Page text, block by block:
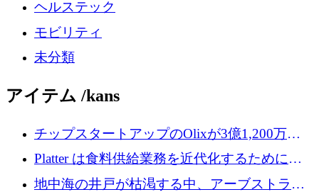
ヘルステック
モビリティ
未分類
アイテム /kans
チップスタートアップのOlixが3億1,200万ド
ルを調達、Mobilizeが投資部門を立ち上げ、7
月の資金調達を詳しく調査
Platter は食料供給業務を近代化するために
Verb Ventures から追加資金を調達
地中海の井戸が枯渇する中、アーブストラ社